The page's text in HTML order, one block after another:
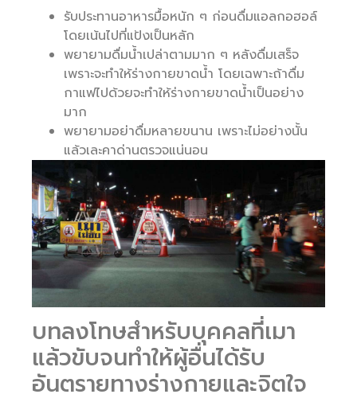
รับประทานอาหารมื้อหนัก ๆ ก่อนดื่มแอลกอฮอล์
โดยเน้นไปที่แป้งเป็นหลัก
พยายามดื่มน้ำเปล่าตามมาก ๆ หลังดื่มเสร็จ
เพราะจะทำให้ร่างกายขาดน้ำ โดยเฉพาะถ้าดื่ม
กาแฟไปด้วยจะทำให้ร่างกายขาดน้ำเป็นอย่าง
มาก
พยายามอย่าดื่มหลายขนาน เพราะไม่อย่างนั้น
แล้วเละคาด่านตรวจแน่นอน
บทลงโทษสำหรับบุคคลที่เมา
แล้วขับจนทำให้ผู้อื่นได้รับ
อันตรายทางร่างกายและจิตใจ